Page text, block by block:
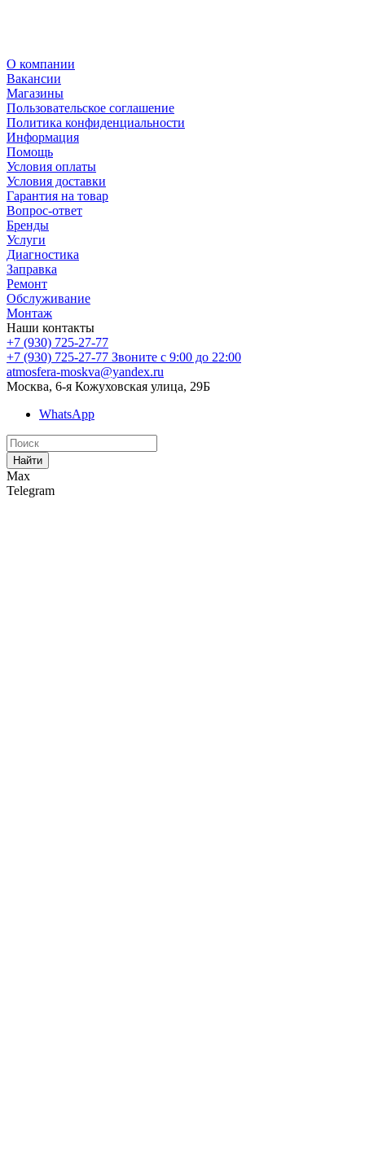
О компании
Вакансии
Магазины
Пользовательское соглашение
Политика конфиденциальности
Информация
Помощь
Условия оплаты
Условия доставки
Гарантия на товар
Вопрос-ответ
Бренды
Услуги
Диагностика
Заправка
Ремонт
Обслуживание
Монтаж
Наши контакты
+7 (930) 725-27-77
+7 (930) 725-27-77 Звоните с 9:00 до 22:00
atmosfera-moskva@yandex.ru
Москва, 6-я Кожуховская улица, 29Б
WhatsApp
Найти
Max
Telegram